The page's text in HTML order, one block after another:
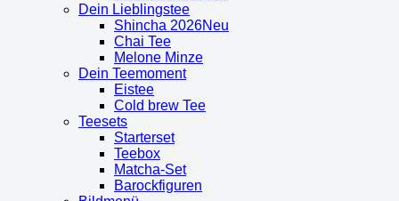
Dein Lieblingstee
Shincha 2026
Chai Tee
Melone Minze
Dein Teemoment
Eistee
Cold brew Tee
Teesets
Starterset
Teebox
Matcha-Set
Barockfiguren